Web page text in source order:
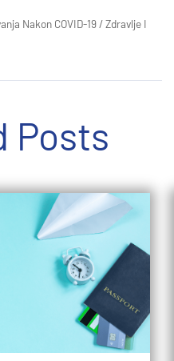
Nakon COVID-19 /Zdravlje I
Posts